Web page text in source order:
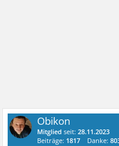
Obikon
Mitglied seit:28.11.2023
Beiträge: 1817 Danke: